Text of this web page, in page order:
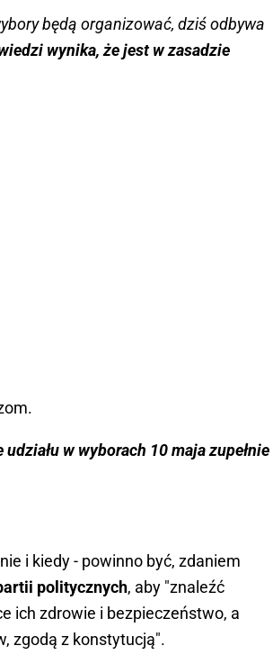
będą organizować, dziś odbywa
wynika, że jest w zasadzie
w wyborach 10 maja zupełnie
i kiedy - powinno być, zdaniem
politycznych, aby "znaleźć
ich zdrowie i bezpieczeństwo, a
zgodą z konstytucją".